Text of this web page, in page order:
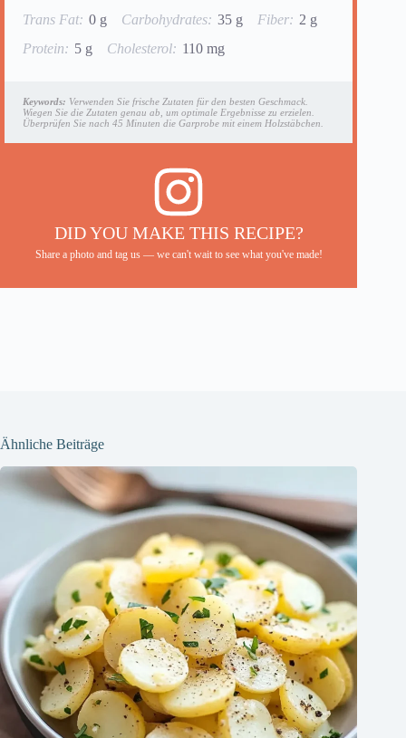
Trans Fat: 0 g Carbohydrates: 35 g Fiber: 2 g
Protein: 5 g Cholesterol: 110 mg
Keywords: Verwenden Sie frische Zutaten für den besten Geschmack.
Wiegen Sie die Zutaten genau ab, um optimale Ergebnisse zu erzielen.
Überprüfen Sie nach 45 Minuten die Garprobe mit einem Holzstäbchen.
DID YOU MAKE THIS RECIPE?
Share a photo and tag us — we can't wait to see what you've made!
Ähnliche Beiträge